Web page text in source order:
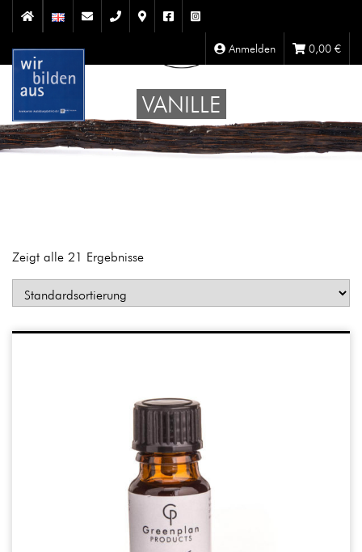
Anmelden 0,00 €
VANILLE
Zeigt alle 21 Ergebnisse